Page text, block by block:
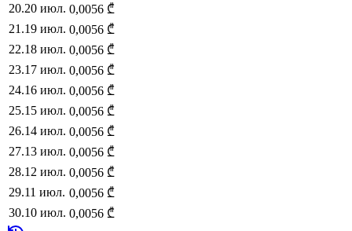
20.20 июл. 0,0056 ₾
21 .19 июл. 0,0056 ₾
22.18 июл. 0,0056 ₾
23.17 июл. 0,0056 ₾
24.16 июл. 0,0056 ₾
25.15 июл. 0,0056 ₾
26.14 июл. 0,0056 ₾
27.13 июл. 0,0056 ₾
28.12 июл. 0,0056 ₾
29.11 июл. 0,0056 ₾
30.10 июл. 0,0056 ₾